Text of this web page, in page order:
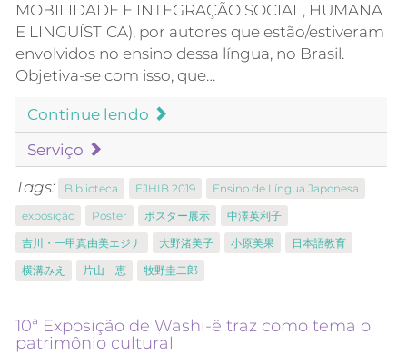
MOBILIDADE E INTEGRAÇÃO SOCIAL, HUMANA
E LINGUÍSTICA), por autores que estão/estiveram
envolvidos no ensino dessa língua, no Brasil.
Objetiva-se com isso, que…
Continue lendo
Serviço
Tags: Biblioteca EJHIB 2019
Ensino de Língua Japonesa
exposição
Poster ポスター展示
中澤英利子
吉川・一甲真由美エジナ
大野渚美子 小原美果
日本語教育
横溝みえ
片山 恵 牧野圭二郎
10ª Exposição de Washi-ê traz como tema o
patrimônio cultural